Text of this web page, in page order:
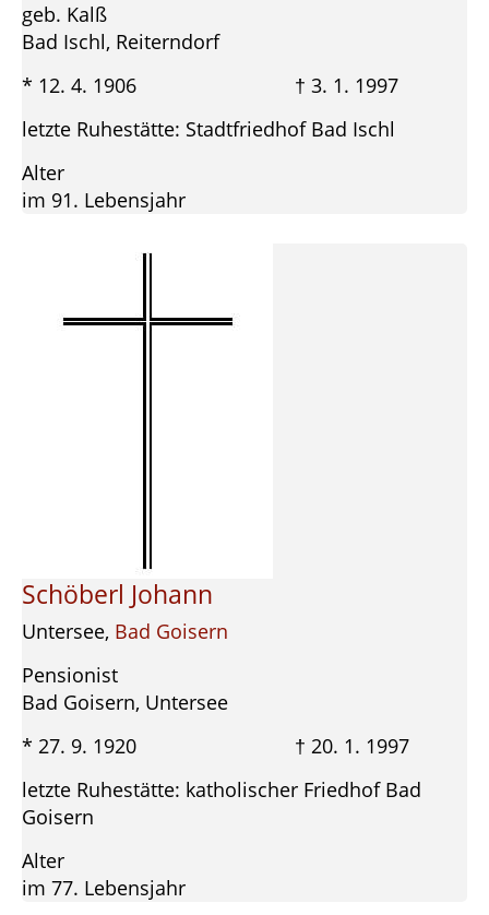
geb. Kalß
Bad Ischl, Reiterndorf
* 12. 4. 1906 † 3. 1. 1997
letzte Ruhestätte: Stadtfriedhof Bad Ischl
Alter
im 91. Lebensjahr
Schöberl Johann
Untersee, Bad Goisern
Pensionist
Bad Goisern, Untersee
* 27. 9. 1920 † 20. 1. 1997
letzte Ruhestätte: katholischer Friedhof Bad
Goisern
Alter
im 77. Lebensjahr